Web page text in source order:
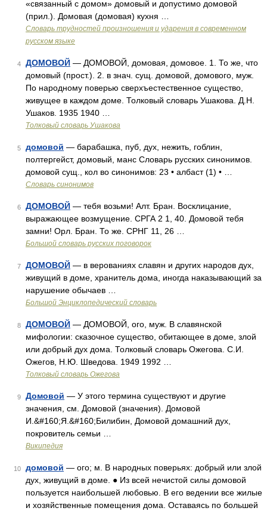
«связанный с домом» домовый и допустимо домовой
(прил.). Домовая (домовая) кухня …
Словарь трудностей произношения и ударения в современном
русском языке
4 ДОМОВОЙ — ДОМОВОЙ, домовая, домовое. 1. То же, что
домовый (прост.). 2. в знач. сущ. домовой, домового, муж.
По народному поверью сверхъестественное существо,
живущее в каждом доме. Толковый словарь Ушакова. Д.Н.
Ушаков. 1935 1940 …
Толковый словарь Ушакова
5 домовой — барабашка, пуб, дух, нежить, гоблин,
полтергейст, домовый, манс Словарь русских синонимов.
домовой сущ., кол во синонимов: 23 • албаст (1) • …
Словарь синонимов
6 ДОМОВОЙ — тебя возьми! Алт. Бран. Восклицание,
выражающее возмущение. СРГА 2 1, 40. Домовой тебя
замни! Орл. Бран. То же. СРНГ 11, 26 …
Большой словарь русских поговорок
7 ДОМОВОЙ — в верованиях славян и других народов дух,
живущий в доме, хранитель дома, иногда наказывающий за
нарушение обычаев …
Большой Энциклопедический словарь
8 ДОМОВОЙ — ДОМОВОЙ, ого, муж. В славянской
мифологии: сказочное существо, обитающее в доме, злой
или добрый дух дома. Толковый словарь Ожегова. С.И.
Ожегов, Н.Ю. Шведова. 1949 1992 …
Толковый словарь Ожегова
9 Домовой — У этого термина существуют и другие
значения, см. Домовой (значения). Домовой
И.&#160;Я.&#160;Билибин, Домовой домашний дух,
покровитель семьи …
Википедия
10 домовой — ого; м. В народных поверьях: добрый или злой
дух, живущий в доме. ● Из всей нечистой силы домовой
пользуется наибольшей любовью. В его ведении все жилые
и хозяйственные помещения дома. Оставаясь по большей